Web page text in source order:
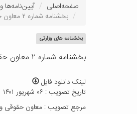
صفحه‌اصلی
بخشنامه شماره ۲ معاون حقوقی و امور مجلس در خصوص حکم مقرر در بند (چ) ماده (۴) قانون جهش تولید دانش بنیان
بخشنامه های وزارتی
بخشنامه شماره ۲ معاون حقوقی و امور مجلس در خصوص حکم مقرر در بند (چ) ماده (۴) قانون جهش تولید دانش بنیان
لینک دانلود فایل
تاریخ تصویب : ۰۶ شهریور ۱۴۰۱
مرجع تصویب : معاون حقوقی